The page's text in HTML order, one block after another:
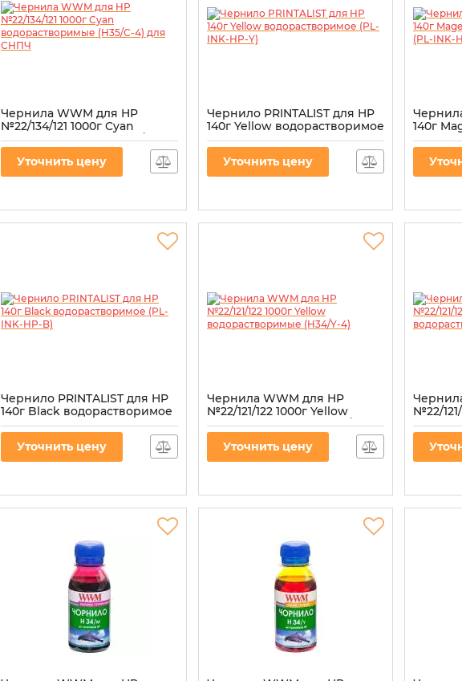
Чернила WWM для HP
№22/134/121 1000г Cyan
водорастворимые (H35/C-4)
для СНПЧ
Артикул:H35/C-4
Уточнить цену
Чернило PRINTALIST для HP
140г Yellow водорастворимое
(PL-INK-HP-Y)
Уточнить цену
140г
HP-M)
Артикул:
Чернило PRINTALIST для HP
140г Black водорастворимое
(PL-INK-HP-B)
Уточнить цену
Чернила WWM для HP
№22/121/122 1000г Yellow
водорастворимые (H34/Y-4)
Уточнить цену
№22/